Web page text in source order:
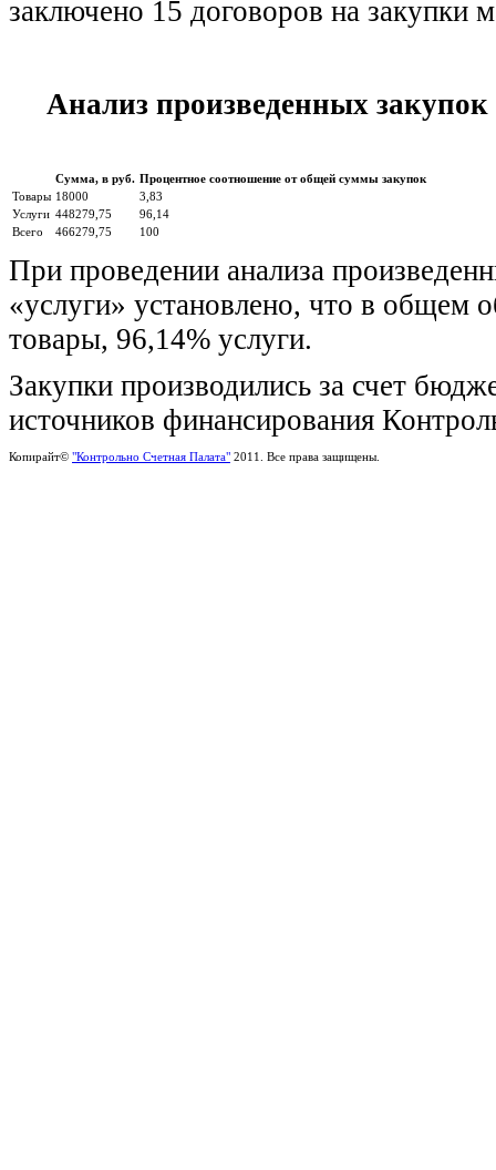
заключено 15 договоров на закупки
Анализ произведенных закупок
Сумма, в руб. Процентное соотношение от общей суммы закупок
Товары 18000
3,83
Услуги 448279,75
96,14
Всего
466279,75 100
При проведении анализа
«услуги» установлено, что в общем
товары, 96,14% услуги.
Закупки производились за счет
источников финансирования
Копирайт© "Контрольно Счетная Палата" 2011. Все права защищены.